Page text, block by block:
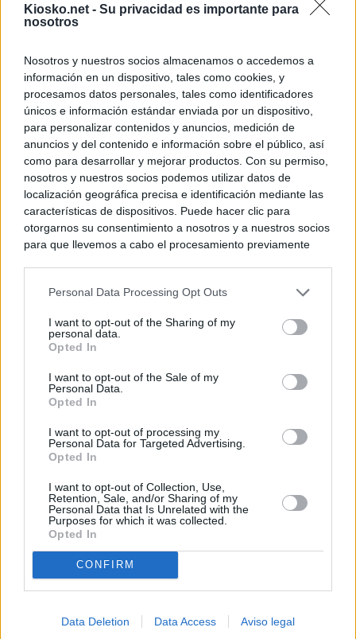
Kiosko.net - Su privacidad es importante para
nosotros
Nosotros y nuestros socios almacenamos o accedemos a
información en un dispositivo, tales como cookies, y
procesamos datos personales, tales como identificadores
únicos e información estándar enviada por un dispositivo,
para personalizar contenidos y anuncios, medición de
anuncios y del contenido e información sobre el público, así
como para desarrollar y mejorar productos. Con su permiso,
nosotros y nuestros socios podemos utilizar datos de
localización geográfica precisa e identificación mediante las
características de dispositivos. Puede hacer clic para
otorgarnos su consentimiento a nosotros y a nuestros socios
para que llevemos a cabo el procesamiento previamente
negar su consentimiento. Tenga en cuenta que algún
de su consentimiento, pero usted tiene el derecho de
rechazar tal procesamiento. Sus preferencias se aplicarán
cualquier momento entrando de nuevo en este sitio web o
visitando nuestra política de privacidad.
Personal Data Processing Opt Outs
I want to opt-out of the Sharing of my
personal data.
Opted In
I want to opt-out of the Sale of my
Personal Data.
Opted In
I want to opt-out of processing my
Personal Data for Targeted Advertising.
Opted In
I want to opt-out of Collection, Use,
Retention, Sale, and/or Sharing of my
Personal Data that Is Unrelated with the
Purposes for which it was collected.
Opted In
CONFIRM
Data Deletion Data Access Aviso legal